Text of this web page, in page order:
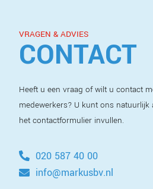
VRAGEN & ADVIES
CONTACT
Heeft u een vraag of wilt u contact
medewerkers? U kunt ons natuurlijk
het contactformulier invullen.
020 587 40 00
info@markusbv.nl